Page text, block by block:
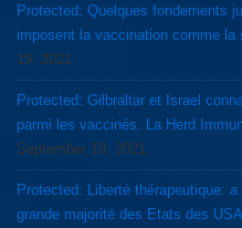
Protected: Quelques fondements
imposent la vaccination comme la
19, 2021
Protected: Gilbraltar et Israel
parmi les vaccinés. La Herd
September 19, 2021
Protected: Liberté thérapeutique: a part quelques Etats archaiques, la
grande majorité des Etats des